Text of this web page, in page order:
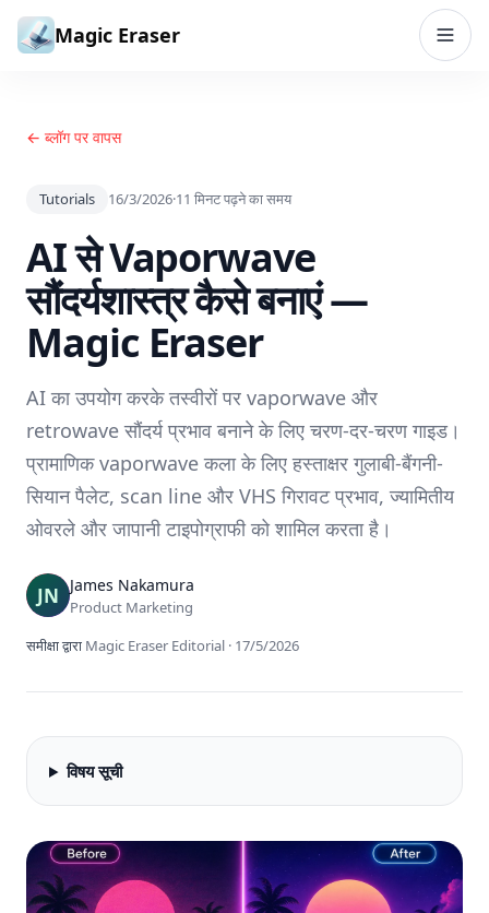
सामग्री पर जाएं
Magic Eraser
← ब्लॉग पर वापस
Tutorials 16/3/2026·11 मिनट पढ़ने का समय
AI से Vaporwave
सौंदर्यशास्त्र कैसे बनाएं —
Magic Eraser
AI का उपयोग करके तस्वीरों पर vaporwave और
retrowave सौंदर्य प्रभाव बनाने के लिए चरण-दर-चरण गाइड।
प्रामाणिक vaporwave कला के लिए हस्ताक्षर गुलाबी-बैंगनी-
सियान पैलेट, scan line और VHS गिरावट प्रभाव, ज्यामितीय
ओवरले और जापानी टाइपोग्राफी को शामिल करता है।
James Nakamura
Product Marketing
समीक्षा द्वारा Magic Eraser Editorial · 17/5/2026
विषय सूची